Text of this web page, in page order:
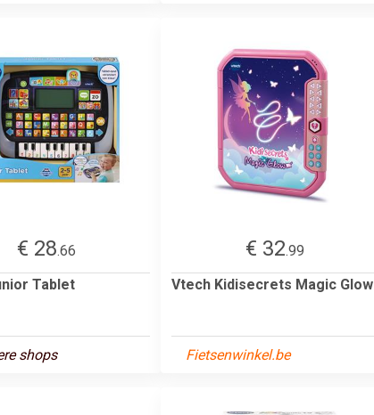
€ 28.66
Tablet
shops
€ 32.99
Vtech Kidisecrets Magic Glow
Fietsenwinkel.be